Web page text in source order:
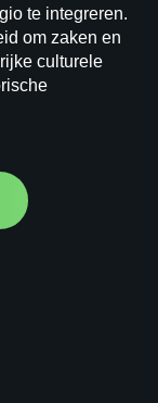
te integreren.
om zaken en
culturele